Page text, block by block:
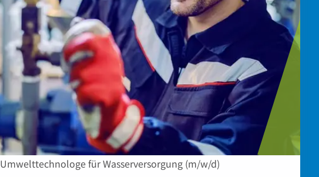
Umwelttechnologe für Wasserversorgung (m/w/d)